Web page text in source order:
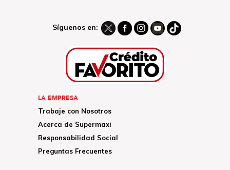
Síguenos en:
LA EMPRESA
Trabaje con Nosotros
Acerca de Supermaxi
Responsabilidad Social
Preguntas Frecuentes